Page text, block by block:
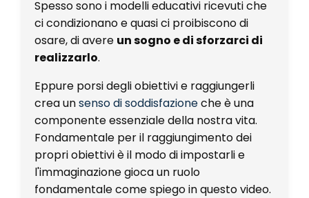
Spesso sono i modelli educativi ricevuti che
ci condizionano e quasi ci proibiscono di
osare, di avere un sogno e di sforzarci di
realizzarlo.
Eppure porsi degli obiettivi e raggiungerli
crea unsenso di soddisfazioneche è una
componente essenziale della nostra vita.
Fondamentale per il raggiungimento dei
propriobiettiviè il modo diimpostarlie
l'immaginazionegioca un ruolo
fondamentale come spiego in questovideo.